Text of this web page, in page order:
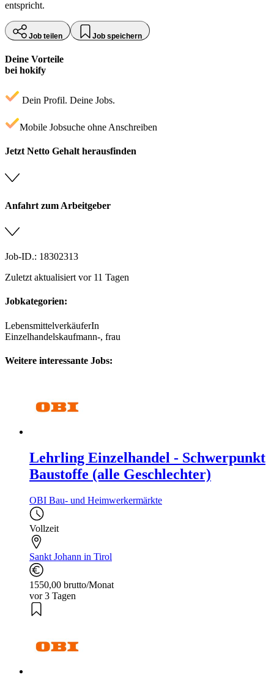
entspricht.
Job teilen Job speichern
Deine Vorteile
bei hokify
Dein Profil. Deine Jobs.
Mobile Jobsuche ohne Anschreiben
Jetzt Netto Gehalt herausfinden
Anfahrt zum Arbeitgeber
Job-ID.: 18302313
Zuletzt aktualisiert vor 11 Tagen
Jobkategorien:
LebensmittelverkäuferIn
Einzelhandelskaufmann-, frau
Weitere interessante Jobs:
Lehrling Einzelhandel - Schwerpunkt
Baustoffe (alle Geschlechter)
OBI Bau- und Heimwerkermärkte
Vollzeit
Sankt Johann in Tirol
1550,00 brutto/Monat
vor 3 Tagen